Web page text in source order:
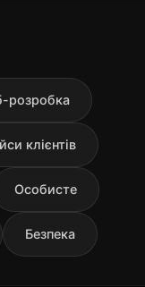
розробка
клієнтів
Особисте
Безпека